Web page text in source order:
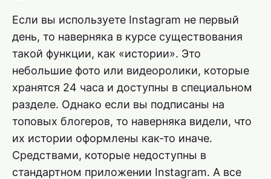
Если вы используете Instagram не первый
день, то наверняка в курсе существования
такой функции, как «истории». Это
небольшие фото или видеоролики, которые
хранятся 24 часа и доступны в специальном
разделе. Однако если вы подписаны на
топовых блогеров, то наверняка видели, что
их истории оформлены как-то иначе.
Средствами, которые недоступны в
стандартном приложении Instagram. А все